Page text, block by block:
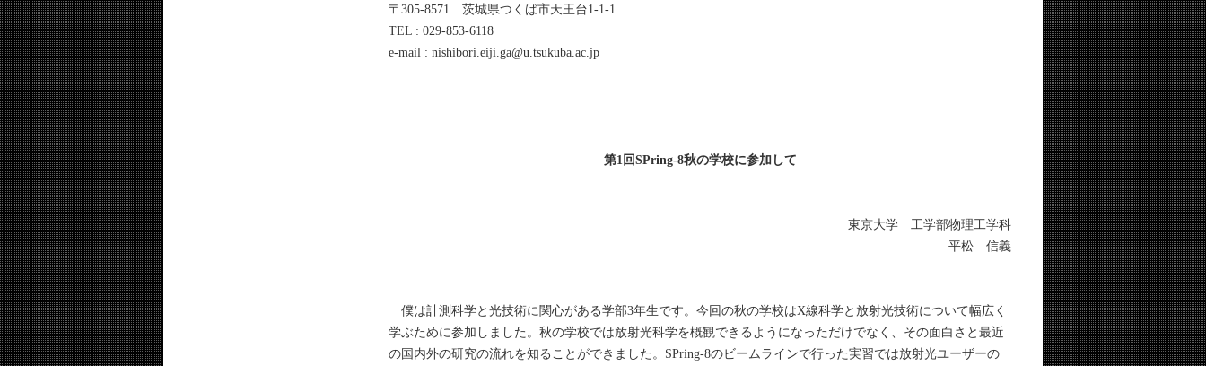
〒305-8571 茨城県つくば市天王台1-1-1
TEL : 029-853-6118
e-mail : nishibori.eiji.ga@u.tsukuba.ac.jp
第1回SPring-8秋の学校に参加して
東京大学 工学部物理工学科
平松 信義
僕は計測科学と光技術に関心がある学部3年生です。今回の秋の学校はX線科学と放射光技術について幅広く
学ぶために参加しました。秋の学校では放射光科学を概観できるようになっただけでなく、その面白さと最近
の国内外の研究の流れを知ることができました。SPring-8のビームラインで行った実習では放射光ユーザーの